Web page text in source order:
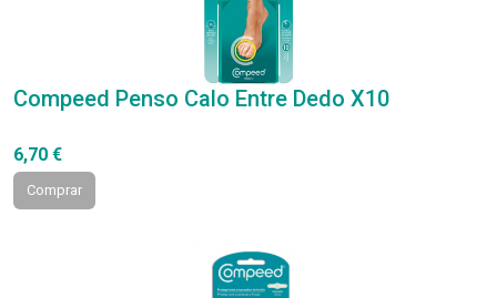
Compeed Penso Calo Entre Dedo X10
6,70 €
Comprar